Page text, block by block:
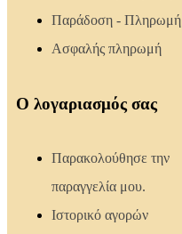
Παράδοση - Πληρωμή
Ασφαλής πληρωμή
Ο λογαριασμός σας
Παρακολούθησε την
παραγγελία μου.
Ιστορικό αγορών